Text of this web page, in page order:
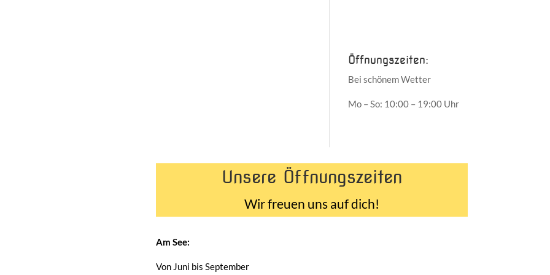
Öffnungszeiten:
Bei schönem Wetter
Mo – So: 10:00 – 19:00 Uhr
Unsere Öffnungszeiten
Wir freuen uns auf dich!
Am See:
Von Juni bis September